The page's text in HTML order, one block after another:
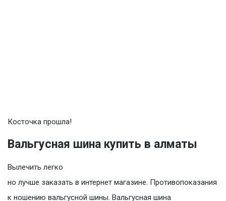
Косточка прошла!
Вальгусная шина купить в алматы
Вылечить легко
но лучше заказать в интернет магазине. Противопоказания
к ношению вальгусной шины. Вальгусная шина